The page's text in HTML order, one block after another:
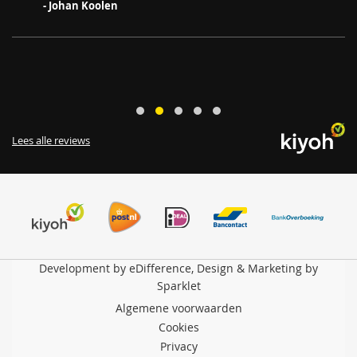
- Johan Koolen
Lees alle reviews
Development by eDifference, Design & Marketing by
Sparklet
Algemene voorwaarden
Cookies
Privacy